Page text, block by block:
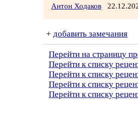
Антон Ходаков
+ добавить замечания
Перейти на страницу
Перейти к списку
Перейти к списку
Перейти к списку
Перейти к списку